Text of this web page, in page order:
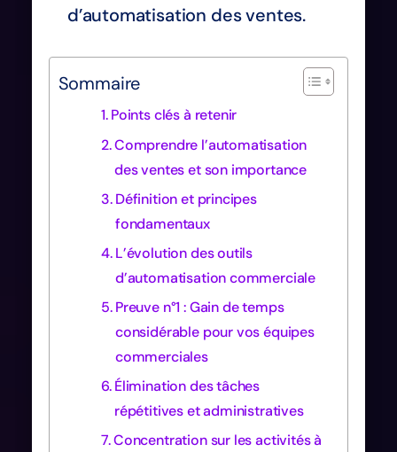
d’automatisation des ventes.
Sommaire
Points clés à retenir
Comprendre l’automatisation
des ventes et son importance
Définition et principes
fondamentaux
L’évolution des outils
d’automatisation commerciale
Preuve n°1 : Gain de temps
considérable pour vos équipes
commerciales
Élimination des tâches
répétitives et administratives
Concentration sur les activités à